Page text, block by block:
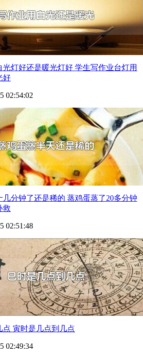
灯好还是暖光灯好 学生写作业台灯用
好
02:54:02
几分钟了还是稀的 蒸鸡蛋蒸了20多分钟
救
02:51:48
点 寅时是几点到几点
02:49:34